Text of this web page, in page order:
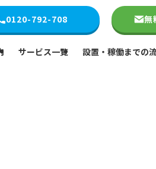
サービス一覧 設置・稼働までの
0120-792-708 無